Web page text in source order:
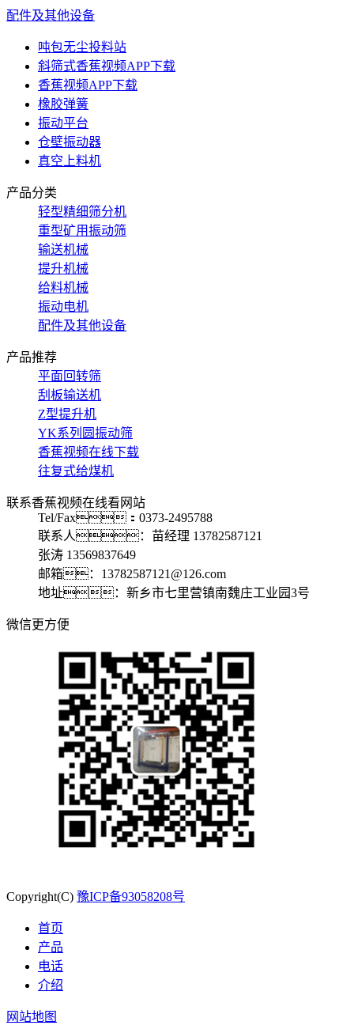
配件及其他设备
吨包无尘投料站
斜筛式香蕉视频APP下载
香蕉视频APP下载
橡胶弹簧
振动平台
仓壁振动器
真空上料机
产品分类
轻型精细筛分机
重型矿用振动筛
输送机械
提升机械
给料机械
振动电机
配件及其他设备
产品推荐
平面回转筛
刮板输送机
Z型提升机
YK系列圆振动筛
香蕉视频在线下载
往复式给煤机
联系香蕉视频在线看网站
Tel/Fax：0373-2495788
联系人：苗经理 13782587121
张涛 13569837649
邮箱：13782587121@126.com
地址：新乡市七里营镇南魏庄工业园3号
微信更方便
Copyright(C) 豫ICP备93058208号
首页
产品
电话
介绍
网站地图